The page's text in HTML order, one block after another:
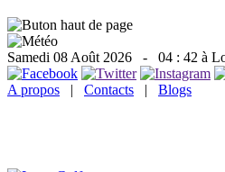
Samedi 08 Août 2026 - 04 : 42 à
A propos | Contacts | Blogs